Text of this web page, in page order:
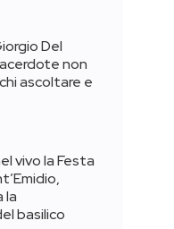
Del
non
ascoltare e
vivo la Festa
la
basilico